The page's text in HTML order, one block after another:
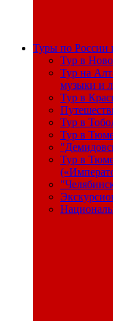
Туры по России
Тур в
Тур на
музыки и
Тур в
Тур в
Тур в
Тур в